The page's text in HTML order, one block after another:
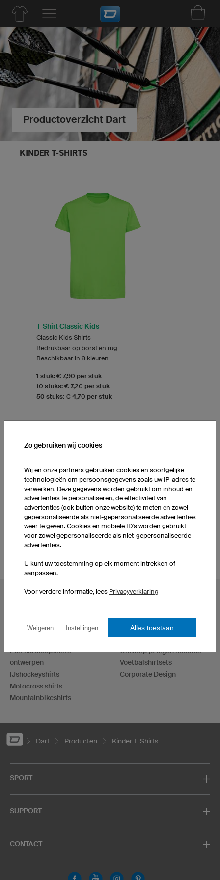
Productoverzicht Dart
KINDER T-SHIRTS
T-Shirt Classic Kids
Classic Kids Shirts
Bedrukbaar op borst en rug
Beschikbaar in 8 kleuren
1 stuk: € 7,90 per stuk
10 stuks: € 7,20 per stuk
50 stuks: € 4,70 per stuk
Kinder Dartshirts Dartshirts Dames
Dartshirt ontwerpen
Voetbalshirts
Zelf hardloopshirts
ontwerpen
IJshockeyshirts
Motocross shirts
Mountainbikeshirts
Dartshirts
T-Shirts bedrukken
Ontwerp je eigen hoodies
Voetbalshirtsets
Corporate Design
Dart Producten Kinder T-Shirts
SPORT
SUPPORT
CONTACT
Zo gebruiken wij cookies
Wij en onze partners gebruiken cookies en soortgelijke
technologieën om persoonsgegevens zoals uw IP-adres te
verwerken. Deze gegevens worden gebruikt om inhoud en
advertenties te personaliseren, de effectiviteit van
advertenties (ook buiten onze website) te meten en zowel
gepersonaliseerde als niet-gepersonaliseerde advertenties
weer te geven. Cookies en mobiele ID's worden gebruikt
voor zowel gepersonaliseerde als niet-gepersonaliseerde
advertenties.
U kunt uw toestemming op elk moment intrekken of
aanpassen.
Voor verdere informatie, lees Privacyverklaring
Weigeren Instellingen Alles toestaan